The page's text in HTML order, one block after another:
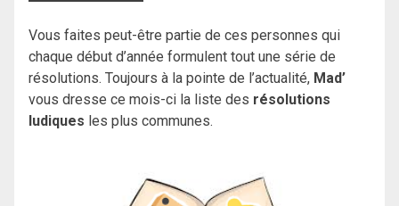
Vous faites peut-être partie de ces personnes qui
chaque début d’année formulent tout une série de
résolutions. Toujours à la pointe de l’actualité, Mad’
vous dresse ce mois-ci la liste des résolutions
ludiques les plus communes.